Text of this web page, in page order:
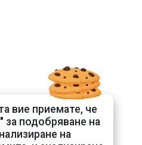
вие приемате, че
" за подобряване на
на